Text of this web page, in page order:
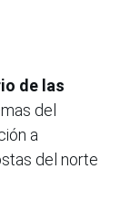
de las
del
a
del norte